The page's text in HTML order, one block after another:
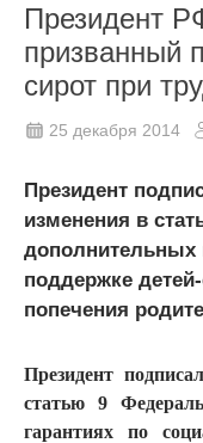
Президент
призванный
сирот при
25 декабря 2014
Президент
изменения в
дополнительных
поддержке
попечения
Президент
статью 9
гарантиях по